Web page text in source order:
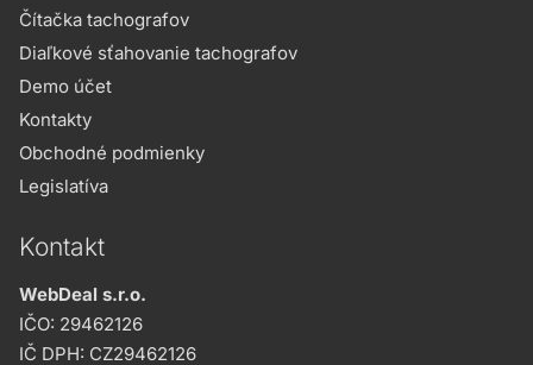
Čítačka tachografov
Diaľkové sťahovanie tachografov
Demo účet
Kontakty
Obchodné podmienky
Legislatíva
Kontakt
WebDeal s.r.o.
IČO: 29462126
IČ DPH: CZ29462126